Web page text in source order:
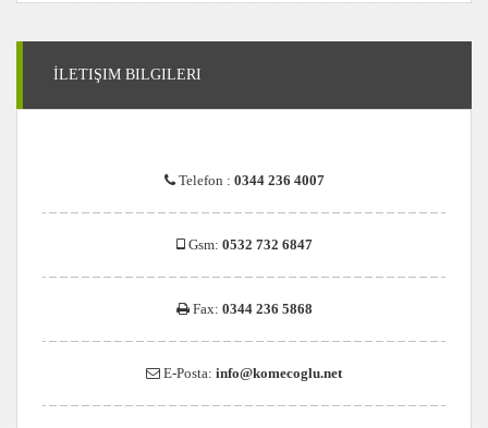
İLETIŞIM BILGILERI
Telefon : 0344 236 4007
Gsm: 0532 732 6847
Fax: 0344 236 5868
E-Posta: info@komecoglu.net